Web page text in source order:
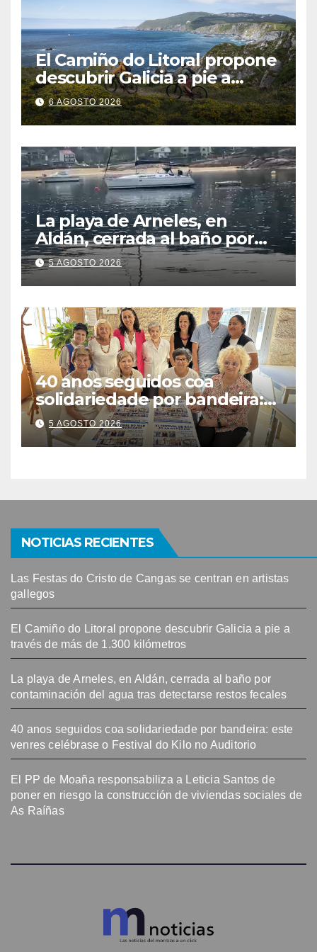
El Camiño do Litoral propone
descubrir Galicia a pie a
través de más de 1.300
kilómetros
6 AGOSTO 2026
La playa de Arneles, en
Aldán, cerrada al baño por
contaminación del agua tras
detectarse restos fecales
5 AGOSTO 2026
40 anos seguidos coa
solidariedade por bandeira:
este venres celébrase o
Festival do Kilo no Auditorio
5 AGOSTO 2026
NOTICIAS RECIENTES
Las Festas do Cristo de Cangas se centran en artistas
gallegos
El Camiño do Litoral propone descubrir Galicia a pie a
través de más de 1.300 kilómetros
La playa de Arneles, en Aldán, cerrada al baño por
contaminación del agua tras detectarse restos fecales
40 anos seguidos coa solidariedade por bandeira: este
venres celébrase o Festival do Kilo no Auditorio
El PP de Moaña responsabiliza a Leticia Santos de
poner en riesgo la construcción de viviendas sociales de
As Raíñas